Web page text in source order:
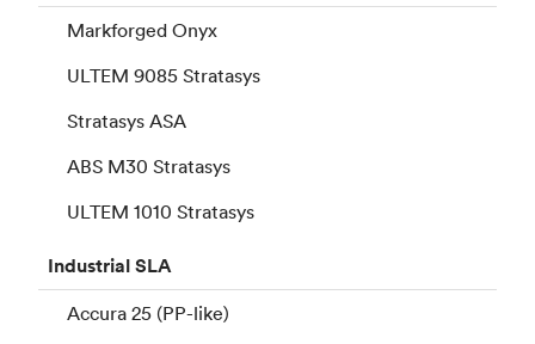
Markforged Onyx
ULTEM 9085 Stratasys
Stratasys ASA
ABS M30 Stratasys
ULTEM 1010 Stratasys
IndustrialSLA
Accura 25 (PP-like)